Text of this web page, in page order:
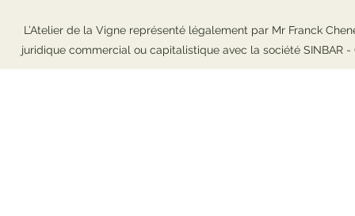
L’Atelier de la Vigne représenté légalement par Mr Franck
juridique commercial ou capitalistique avec la société SINBAR